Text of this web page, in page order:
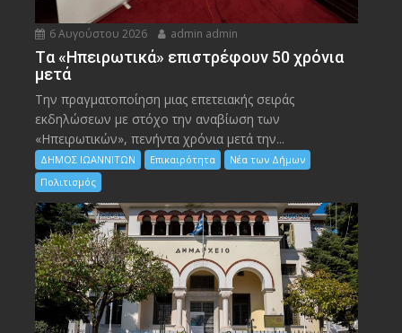
6 Αυγούστου 2026 admin admin
Tα «Ηπειρωτικά» επιστρέφουν 50 χρόνια
μετά
Την πραγματοποίηση μιας επετειακής σειράς
εκδηλώσεων με στόχο την αναβίωση των
«Ηπειρωτικών», πενήντα χρόνια μετά την...
ΔΗΜΟΣ ΙΩΑΝΝΙΤΩΝ Επικαιρότητα
Νέα των Δήμων
Πολιτισμός